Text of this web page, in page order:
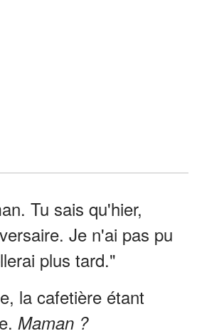
Tu sais qu'hier,
Je n'ai pas pu
plus tard."
la cafetière étant
Maman ?